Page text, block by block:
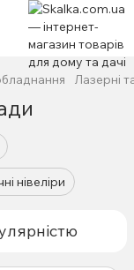
Лазерні
нівеліри